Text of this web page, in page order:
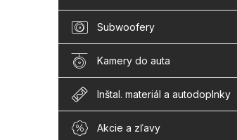
Subwoofery
Kamery do auta
Inštal. materiál a autodoplnky
Akcie a zľavy